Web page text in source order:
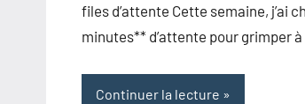
files d’attente Cette semaine, j’ai
minutes** d’attente pour grimper
Continuer la lecture